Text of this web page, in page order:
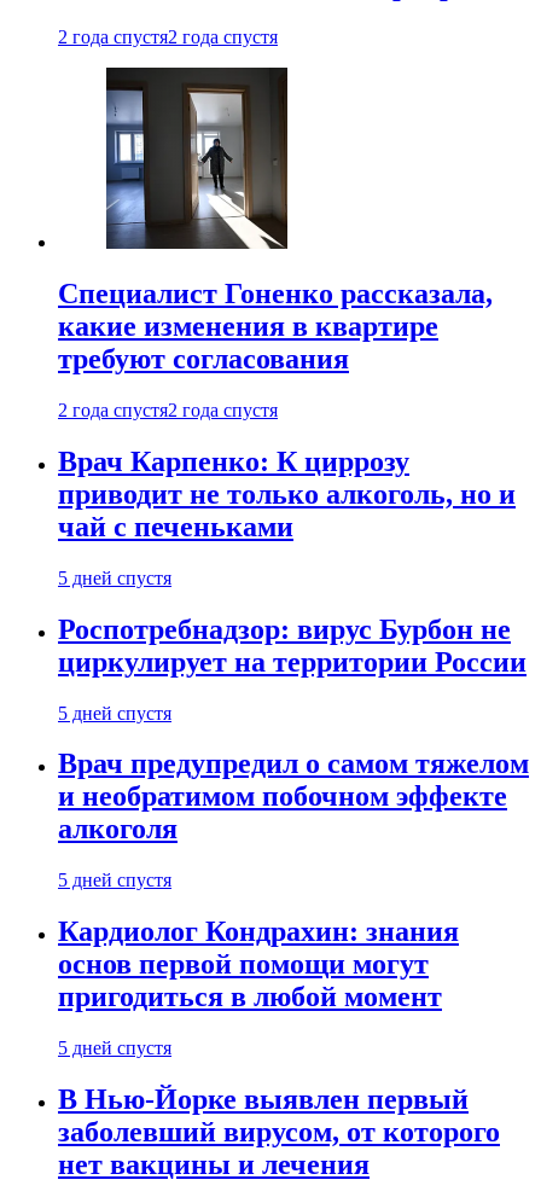
2 года спустя2 года спустя
Специалист Гоненко рассказала,
какие изменения в квартире
требуют согласования
2 года спустя2 года спустя
Врач Карпенко: К циррозу
приводит не только алкоголь, но и
чай с печеньками
5 дней спустя
Роспотребнадзор: вирус Бурбон не
циркулирует на территории России
5 дней спустя
Врач предупредил о самом тяжелом
и необратимом побочном эффекте
алкоголя
5 дней спустя
Кардиолог Кондрахин: знания
основ первой помощи могут
пригодиться в любой момент
5 дней спустя
В Нью-Йорке выявлен первый
заболевший вирусом, от которого
нет вакцины и лечения